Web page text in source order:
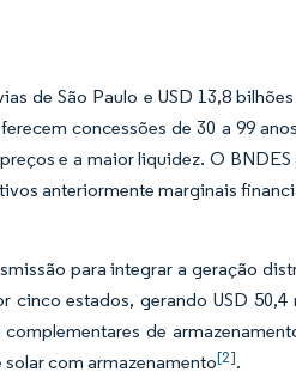
de São Paulo e USD 13,8
concessões de 30 a 99
e a maior liquidez. O
anteriormente marginais
para integrar a geração
estados, gerando USD 50,4
de
com armazenamento[2].